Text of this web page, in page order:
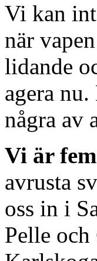
Vi kan
när
lidande
agera
några av
Vi är
avrusta
oss in i
Pelle